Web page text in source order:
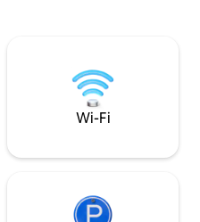
pessoas
e
e do
e restaurantes e
apenas a 3-5
trem e ônibus.
Wi-Fi